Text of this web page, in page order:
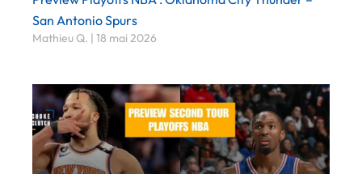
San Antonio Spurs
Mathieu Q. 18 mai 2026